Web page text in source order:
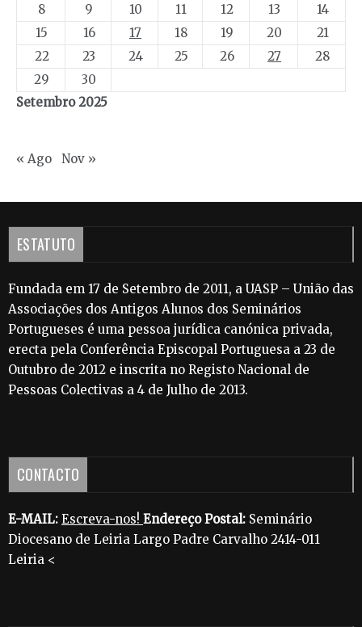
Setembro 2025
8
9 10 11 12 13
14
15
16 17 18 19 20
21
22
23 24 25 26 27
28
29
30
« Ago Nov »
ESTATUTO
Fundada em 17 de Setembro de 2011, a UASP – União das
Associações dos Antigos Alunos dos Seminários
Portugueses é uma pessoa jurídica canónica privada,
erecta pela Conferência Episcopal Portuguesa a 23 de
Outubro de 2012 e inscrita no Registo Nacional de
Pessoas Colectivas a 4 de Julho de 2013.
CONTACTO
E-MAIL: Escreva-nos! Endereço Postal: Seminário
Diocesano de Leiria Largo Padre Carvalho 2414-011
Leiria <